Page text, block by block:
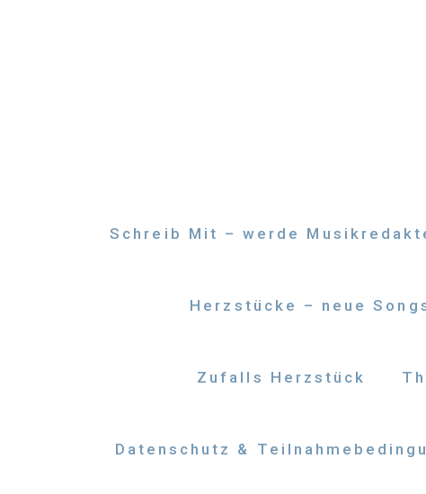
Schreib Mit – werde
Herzstücke – neue
Zufalls Herzstück
Datenschutz &